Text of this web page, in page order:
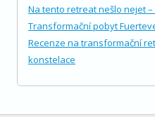
Na tento retreat nešlo nejet –
Transformační pobyt
Recenze na transformační
konstelace